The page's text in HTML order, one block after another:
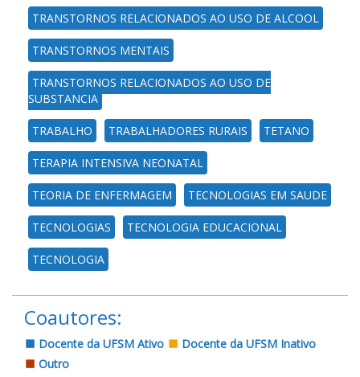
TRANSTORNOS RELACIONADOS AO USO DE ALCOOL
TRANSTORNOS MENTAIS
TRANSTORNOS RELACIONADOS AO USO DE
SUBSTANCIA
TRABALHO TRABALHADORES RURAIS TETANO
TERAPIA INTENSIVA NEONATAL
TEORIA DE ENFERMAGEM TECNOLOGIAS EM SAUDE
TECNOLOGIAS TECNOLOGIA EDUCACIONAL
TECNOLOGIA
Coautores:
Docente da UFSM Ativo
Docente da UFSM Inativo
Outro